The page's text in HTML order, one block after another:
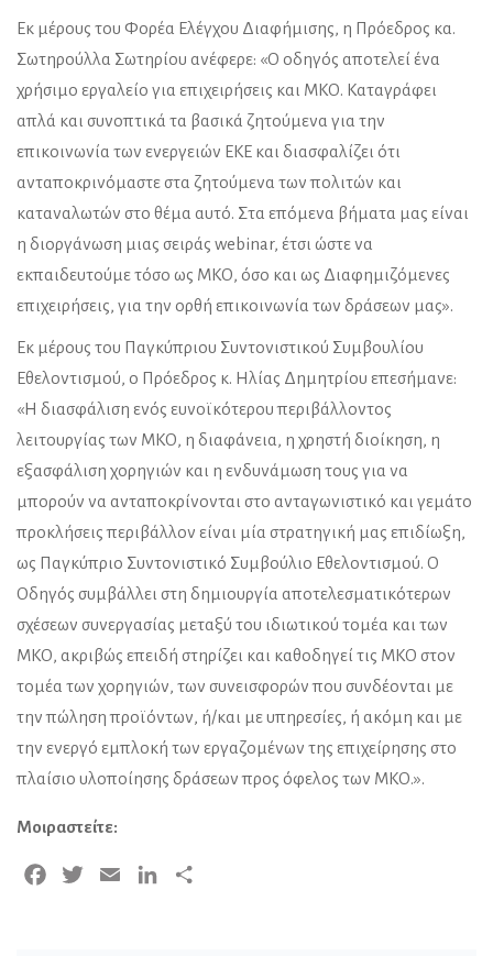
Εκ μέρους του Φορέα Ελέγχου Διαφήμισης, η Πρόεδρος κα.
Σωτηρούλλα Σωτηρίου ανέφερε: «Ο οδηγός αποτελεί ένα
χρήσιμο εργαλείο για επιχειρήσεις και ΜΚΟ. Καταγράφει
απλά και συνοπτικά τα βασικά ζητούμενα για την
επικοινωνία των ενεργειών ΕΚΕ και διασφαλίζει ότι
ανταποκρινόμαστε στα ζητούμενα των πολιτών και
καταναλωτών στο θέμα αυτό. Στα επόμενα βήματα μας είναι
η διοργάνωση μιας σειράς webinar, έτσι ώστε να
εκπαιδευτούμε τόσο ως ΜΚΟ, όσο και ως Διαφημιζόμενες
επιχειρήσεις, για την ορθή επικοινωνία των δράσεων μας».
Εκ μέρους του Παγκύπριου Συντονιστικού Συμβουλίου
Εθελοντισμού, ο Πρόεδρος κ. Ηλίας Δημητρίου επεσήμανε:
«Η διασφάλιση ενός ευνοϊκότερου περιβάλλοντος
λειτουργίας των ΜΚΟ, η διαφάνεια, η χρηστή διοίκηση, η
εξασφάλιση χορηγιών και η ενδυνάμωση τους για να
μπορούν να ανταποκρίνονται στο ανταγωνιστικό και γεμάτο
προκλήσεις περιβάλλον είναι μία στρατηγική μας επιδίωξη,
ως Παγκύπριο Συντονιστικό Συμβούλιο Εθελοντισμού. Ο
Οδηγός συμβάλλει στη δημιουργία αποτελεσματικότερων
σχέσεων συνεργασίας μεταξύ του ιδιωτικού τομέα και των
ΜΚΟ, ακριβώς επειδή στηρίζει και καθοδηγεί τις ΜΚΟ στον
τομέα των χορηγιών, των συνεισφορών που συνδέονται με
την πώληση προϊόντων, ή/και με υπηρεσίες, ή ακόμη και με
την ενεργό εμπλοκή των εργαζομένων της επιχείρησης στο
πλαίσιο υλοποίησης δράσεων προς όφελος των ΜΚΟ.».
Μοιραστείτε:
Facebook
Twitter Email LinkedIn